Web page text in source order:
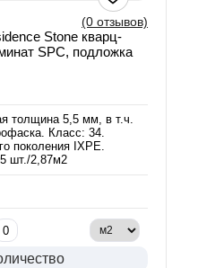
(0 отзывов)
Stone кварц-
SPC, подложка
толщина 5,5 мм, в т.ч.
Класс: 34.
поколения IXPE.
шт./2,87м2